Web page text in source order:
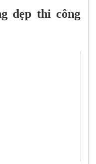
đẹp thi công